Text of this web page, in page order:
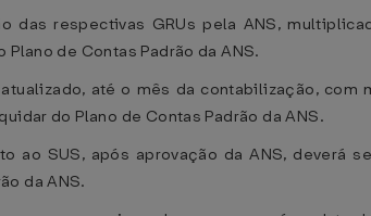
respectivas GRUs pela ANS,
de Contas Padrão da ANS.
até o mês da contabilização,
do Plano de Contas Padrão da ANS.
ao SUS, após aprovação da ANS, deverá
da ANS.